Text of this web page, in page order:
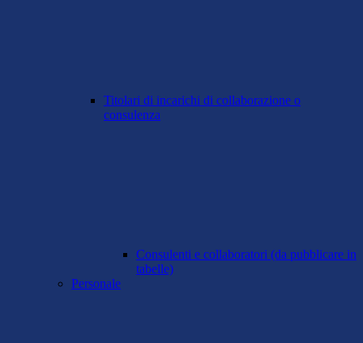
Titolari di incarichi di collaborazione o
consulenza
Consulenti e collaboratori (da pubblicare in
tabelle)
Personale